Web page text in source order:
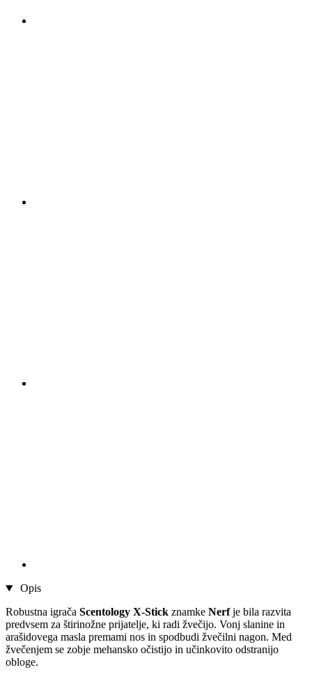
Opis
Robustna igrača Scentology X-Stick znamke Nerfje bila razvita
predvsem za štirinožne prijatelje, ki radi žvečijo. Vonj slanine in
arašidovega masla premami nos in spodbudi žvečilni nagon. Med
žvečenjem se zobje mehansko očistijo in učinkovito odstranijo
obloge.